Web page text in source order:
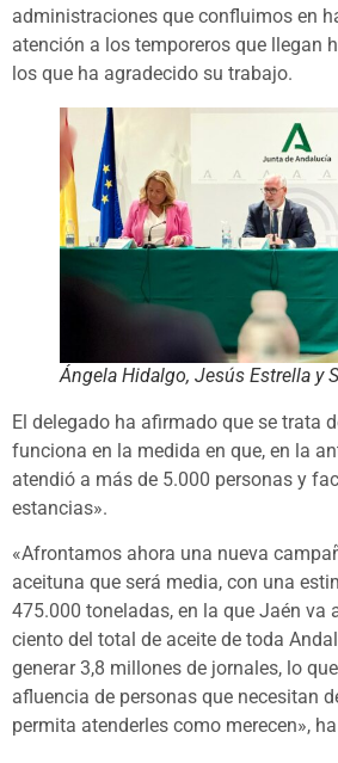
administraciones que confluimos en
atención a los temporeros que llegan
los que ha agradecido su trabajo.
Ángela Hidalgo, Jesús Estrella y
El delegado ha afirmado que se trata
funciona en la medida en que, en la
atendió a más de 5.000 personas y
estancias».
«Afrontamos ahora una nueva
aceituna que será media, con una
475.000 toneladas, en la que Jaén va
ciento del total de aceite de toda
generar 3,8 millones de jornales, lo
afluencia de personas que necesitan
permita atenderles como merecen»,